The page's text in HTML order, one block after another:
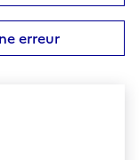
erreur